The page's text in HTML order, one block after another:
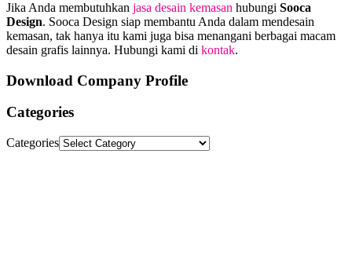
Jika Anda membutuhkan jasa desain kemasan hubungi Sooca
Design. Sooca Design siap membantu Anda dalam mendesain
kemasan, tak hanya itu kami juga bisa menangani berbagai macam
desain grafis lainnya. Hubungi kami di kontak.
Download Company Profile
Categories
Categories